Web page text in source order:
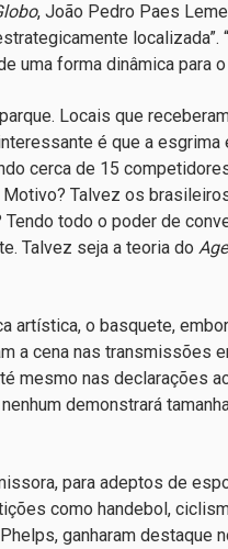
, João Pedro Paes
localizada”.
uma forma dinâmica para
Locais que
é que a
cerca de 15
Motivo? Talvez os
todo o poder de
Talvez seja a teoria do
artística, o basquete,
a cena nas transmissões
mesmo nas declarações
demonstrará
para adeptos de
como handebol,
ganharam destaque